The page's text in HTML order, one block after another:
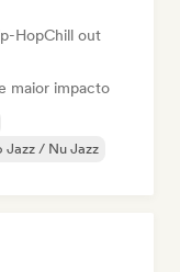
HopChill out
maior impacto
Jazz / Nu Jazz